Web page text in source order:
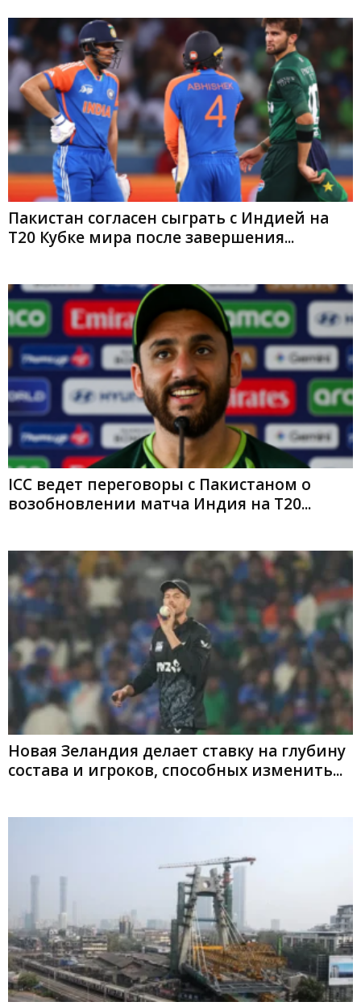
Пакистан согласен сыграть с Индией на
Т20 Кубке мира после завершения...
ICC ведет переговоры с Пакистаном о
возобновлении матча Индия на T20...
Новая Зеландия делает ставку на глубину
состава и игроков, способных изменить...